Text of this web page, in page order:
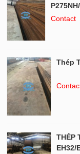
Contact
Thép
THÉP
EH32/